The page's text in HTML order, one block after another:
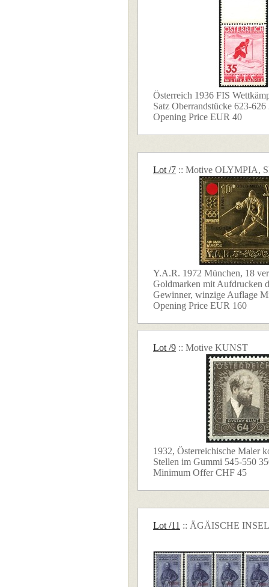
Österreich 1936 FIS
Satz Oberrandstücke 623-626
Opening Price EUR 40
Lot /7 :: Motive OLYMPIA,
Y.A.R. 1972 München, 18
Goldmarken mit Aufdrucken
Gewinner, winzige Auflage
Opening Price EUR 160
Lot /9 :: Motive KUNST
1932, Österreichische Maler
Stellen im Gummi 545-550
Minimum Offer CHF 45
Lot /11 :: ÄGÄISCHE